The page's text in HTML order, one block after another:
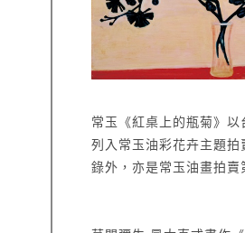
常玉《紅桌上的瓶菊》以
列入常玉油彩花卉主題拍
錄外，亦是常玉油畫拍賣